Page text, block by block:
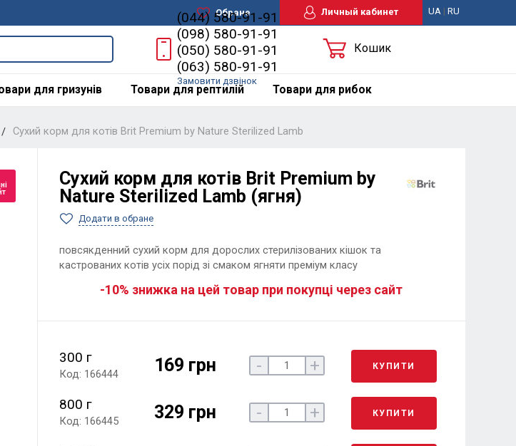
Обране Личный кабинет UA| RU
(044) 580-91-91
(098) 580-91-91
(050) 580-91-91
(063) 580-91-91
Замовити дзвінок
Кошик
для гризунів Товари для рептилій Товари для рибок
Сухий корм для котів Brit Premium by Nature Sterilized Lamb
Сухий корм для котів Brit Premium by
Nature Sterilized Lamb (ягня)
Додати в обране
повсякденний сухий корм для дорослих стерилізованих кішок та
кастрованих котів усіх порід зі смаком ягняти преміум класу
-10% знижка на цей товар при покупці через сайт
300 г
Код: 166444 169 грн - + КУПИТИ
800 г
Код: 166445 329 грн - + КУПИТИ